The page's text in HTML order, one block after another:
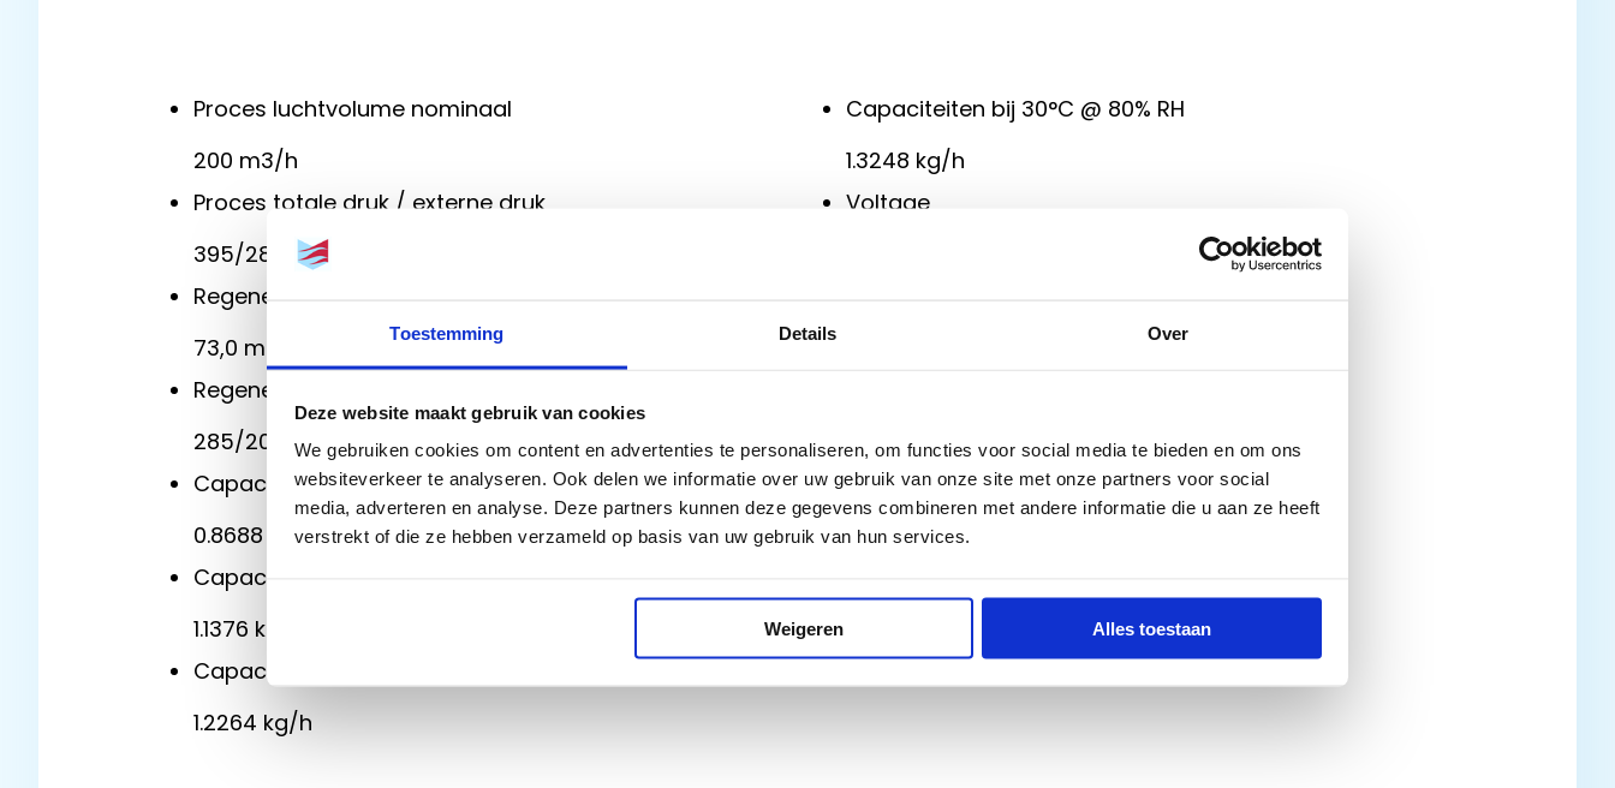
Toestemming Details Over
Deze website maakt gebruik van cookies
We gebruiken cookies om content en advertenties te personaliseren, om functies voor social media te bieden en om ons
websiteverkeer te analyseren. Ook delen we informatie over uw gebruik van onze site met onze partners voor social
media, adverteren en analyse. Deze partners kunnen deze gegevens combineren met andere informatie die u aan ze heeft
verstrekt of die ze hebben verzameld op basis van uw gebruik van hun services.
Weigeren Alles toestaan
Proces luchtvolume nominaal
200 m3/h
Proces totale druk / externe druk
395/285 Pa
Regeneratie luchtvolume nominaal
73,0 m3/h
Regeneratie totale druk / externe druk
285/205 Pa
Capaciteiten bij 20°C @ 40% RH
0.8688 kg/h
Capaciteiten bij 20
1.1376 kg/h
Capaciteiten bij 25
1.2264 kg/h
Capaciteiten bij 30°C @ 80% RH
1.3248 kg/h
Voltage
1,6 kW
Afmetingen
350x190x170 mm